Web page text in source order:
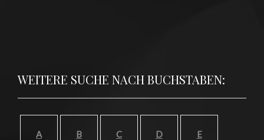
WEITERE SUCHE NACH BUCHSTABEN:
A B C D E